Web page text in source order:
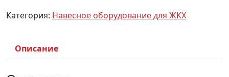
Категория: Навесное оборудование для ЖКХ
Описание